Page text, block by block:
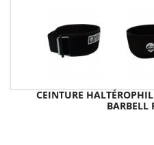
CEINTURE
BARBELL